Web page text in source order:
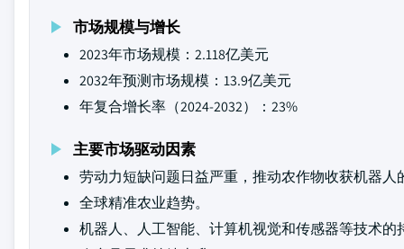
市场规模与增长
2023年市场规模：2.118亿美元
2032年预测市场规模：13.9亿美元
年复合增长率（2024-2032）：23%
主要市场驱动因素
劳动力短缺问题日益严重，推动农作物收获机器人
全球精准农业趋势。
机器人、人工智能、计算机视觉和传感器等技术的